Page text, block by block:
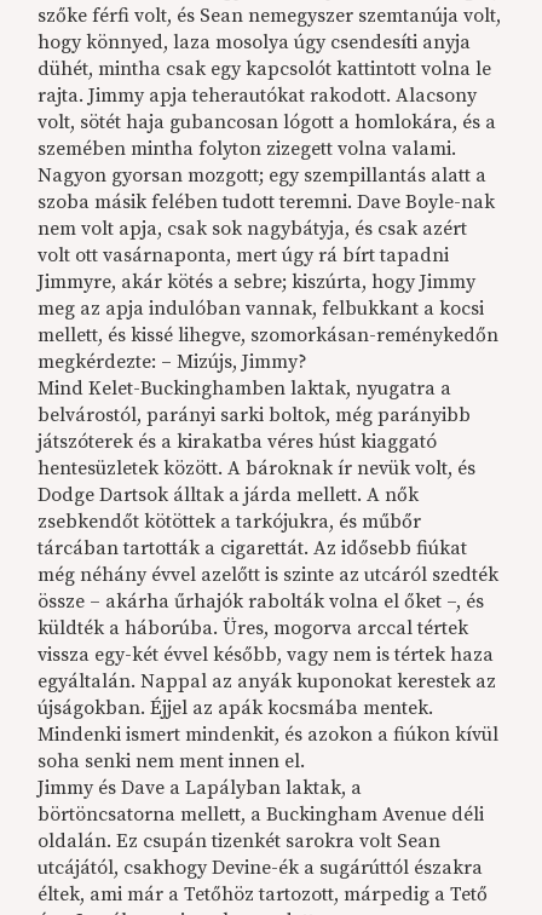
szőke férfi volt, és Sean nemegyszer szemtanúja volt,
hogy könnyed, laza mosolya úgy csendesíti anyja
dühét, mintha csak egy kapcsolót kattintott volna le
rajta. Jimmy apja teherautókat rakodott. Alacsony
volt, sötét haja gubancosan lógott a homlokára, és a
szemében mintha folyton zizegett volna valami.
Nagyon gyorsan mozgott; egy szempillantás alatt a
szoba másik felében tudott teremni. Dave Boyle-nak
nem volt apja, csak sok nagybátyja, és csak azért
volt ott vasárnaponta, mert úgy rá bírt tapadni
Jimmyre, akár kötés a sebre; kiszúrta, hogy Jimmy
meg az apja indulóban vannak, felbukkant a kocsi
mellett, és kissé lihegve, szomorkásan-reménykedőn
megkérdezte: – Mizújs, Jimmy?
Mind Kelet-Buckinghamben laktak, nyugatra a
belvárostól, parányi sarki boltok, még parányibb
játszóterek és a kirakatba véres húst kiaggató
hentesüzletek között. A bároknak ír nevük volt, és
Dodge Dartsok álltak a járda mellett. A nők
zsebkendőt kötöttek a tarkójukra, és műbőr
tárcában tartották a cigarettát. Az idősebb fiúkat
még néhány évvel azelőtt is szinte az utcáról szedték
össze – akárha űrhajók rabolták volna el őket –, és
küldték a háborúba. Üres, mogorva arccal tértek
vissza egy-két évvel később, vagy nem is tértek haza
egyáltalán. Nappal az anyák kuponokat kerestek az
újságokban. Éjjel az apák kocsmába mentek.
Mindenki ismert mindenkit, és azokon a fiúkon kívül
soha senki nem ment innen el.
Jimmy és Dave a Lapályban laktak, a
börtöncsatorna mellett, a Buckingham Avenue déli
oldalán. Ez csupán tizenkét sarokra volt Sean
utcájától, csakhogy Devine-ék a sugárúttól északra
éltek, ami már a Tetőhöz tartozott, márpedig a Tető